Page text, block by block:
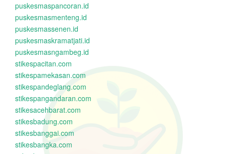
puskesmaspancoran.id
puskesmasmenteng.id
puskesmassenen.id
puskesmaskramatjati.id
puskesmasngambeg.id
stikespacitan.com
stikespamekasan.com
stikespandeglang.com
stikespangandaran.com
stikesacehbarat.com
stikesbadung.com
stikesbanggai.com
stikesbangka.com